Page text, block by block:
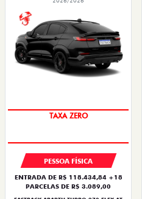
TAXA ZERO
PESSOA FÍSICA
ENTRADA DE R$ 118.434,84 +18
PARCELAS DE R$ 3.089,00